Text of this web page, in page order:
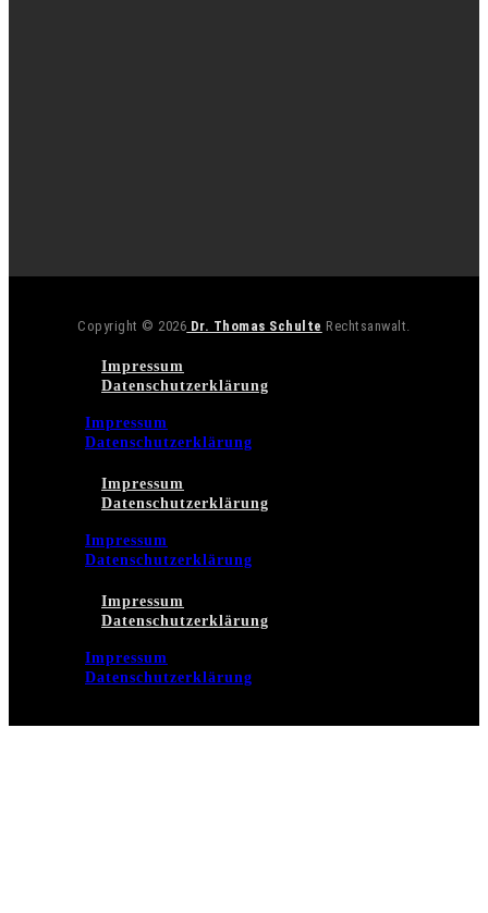
Copyright © 2026 Dr. Thomas Schulte Rechtsanwalt.
Impressum
Datenschutzerklärung
Impressum
Datenschutzerklärung
Impressum
Datenschutzerklärung
Impressum
Datenschutzerklärung
Impressum
Datenschutzerklärung
Impressum
Datenschutzerklärung